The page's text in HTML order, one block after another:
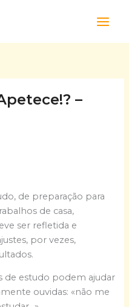
–
de preparação para
de casa,
ser refletida e
por vezes,
de estudo podem ajudar
ouvidas: «não me